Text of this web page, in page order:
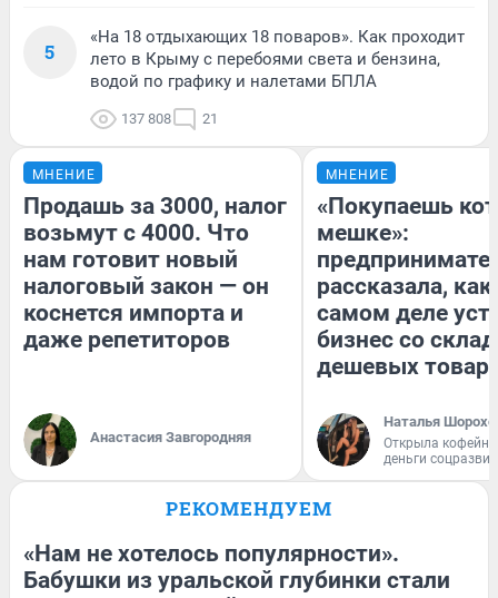
5
«На 18 отдыхающих 18 поваров». Как проходит
лето в Крыму с перебоями света и бензина,
водой по графику и налетами БПЛА
137 808 21
МНЕНИЕ
Продашь за 3000, налог
возьмут с 4000. Что
нам готовит новый
налоговый закон — он
коснется импорта и
даже репетиторов
Анастасия Завгородняя
МНЕНИЕ
«Покупаешь
мешке»:
рассказала, как
самом деле
бизнес со
дешевых
Наталья
Открыла
деньги
РЕКОМЕНДУЕМ
«Нам не хотелось популярности».
Бабушки из уральской глубинки стали